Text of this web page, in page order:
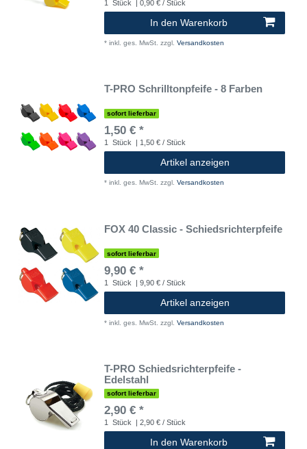
1 Stück | 0,90 € / Stück
In den Warenkorb
* inkl. ges. MwSt. zzgl. Versandkosten
T-PRO Schrilltonpfeife - 8 Farben
sofort lieferbar
1,50 € *
1 Stück | 1,50 € / Stück
Artikel anzeigen
* inkl. ges. MwSt. zzgl. Versandkosten
FOX 40 Classic - Schiedsrichterpfeife
sofort lieferbar
9,90 € *
1 Stück | 9,90 € / Stück
Artikel anzeigen
* inkl. ges. MwSt. zzgl. Versandkosten
T-PRO Schiedsrichterpfeife -
Edelstahl
sofort lieferbar
2,90 € *
1 Stück | 2,90 € / Stück
In den Warenkorb